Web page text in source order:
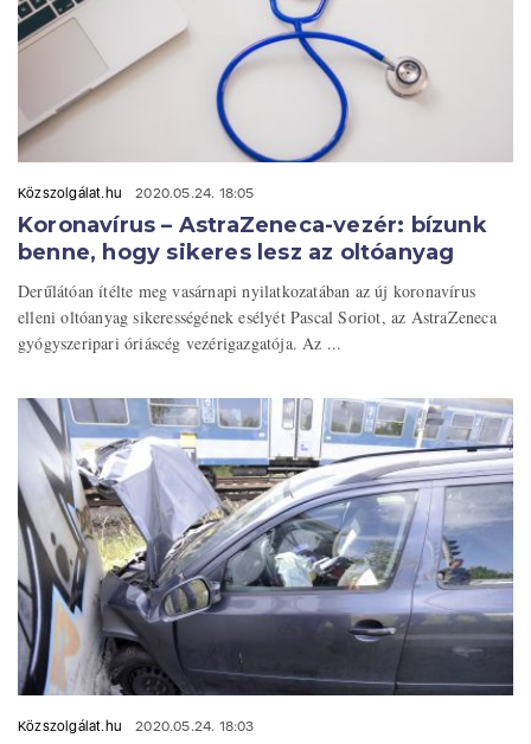
Közszolgálat.hu 2020.05.24. 18:05
Koronavírus – AstraZeneca-vezér: bízunk
benne, hogy sikeres lesz az oltóanyag
Derűlátóan ítélte meg vasárnapi nyilatkozatában az új koronavírus
elleni oltóanyag sikerességének esélyét Pascal Soriot, az AstraZeneca
gyógyszeripari óriáscég vezérigazgatója. Az ...
Közszolgálat.hu 2020.05.24. 18:03